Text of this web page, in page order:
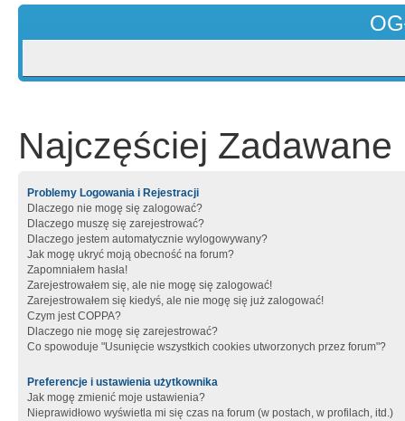
Najczęściej Zadawane
Problemy Logowania i Rejestracji
Dlaczego nie mogę się zalogować?
Dlaczego muszę się zarejestrować?
Dlaczego jestem automatycznie wylogowywany?
Jak mogę ukryć moją obecność na forum?
Zapomniałem hasła!
Zarejestrowałem się, ale nie mogę się zalogować!
Zarejestrowałem się kiedyś, ale nie mogę się już zalogować!
Czym jest COPPA?
Dlaczego nie mogę się zarejestrować?
Co spowoduje "Usunięcie wszystkich cookies utworzonych przez forum"?
Preferencje i ustawienia użytkownika
Jak mogę zmienić moje ustawienia?
Nieprawidłowo wyświetla mi się czas na forum (w postach, w profilach, itd.)